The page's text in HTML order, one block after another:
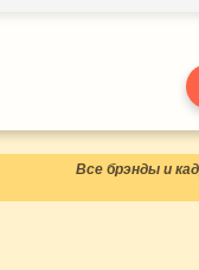
Все брэнды и